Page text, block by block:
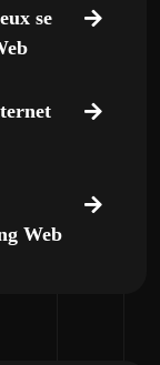
se
Web